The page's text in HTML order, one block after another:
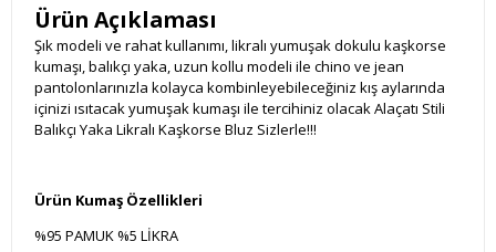
Ürün Açıklaması
Şık modeli ve rahat kullanımı, likralı yumuşak dokulu kaşkorse
kumaşı, balıkçı yaka, uzun kollu modeli ile chino ve jean
pantolonlarınızla kolayca kombinleyebileceğiniz kış aylarında
içinizi ısıtacak yumuşak kumaşı ile tercihiniz olacak Alaçatı Stili
Balıkçı Yaka Likralı Kaşkorse Bluz Sizlerle!!!
Ürün Kumaş Özellikleri
%95 PAMUK %5 LİKRA